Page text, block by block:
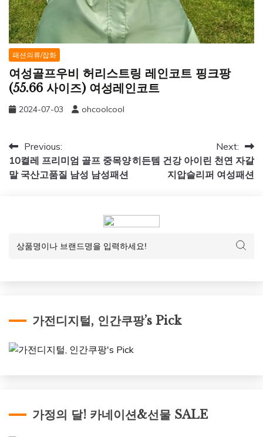
패션의류/잡화
여성골프우비 허리스트링 레인코트 핑크팡
(55.66 사이즈) 여성레인코트
2024-07-03 ohcoolcool
글
탐
Previous:
10켤레 프리미엄 골프 중목양
말 국산고품질 남성 남성패션
Next:
히든템 건강 아이린 천연 자갈
지압슬리퍼 여성패션
가전디지털, 인간쿠팡’s Pick
가정의 달! 카네이션&선물 SALE